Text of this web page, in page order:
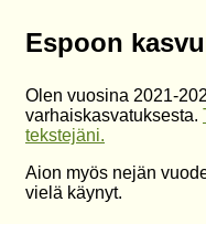
Espoon
Olen vuosina 2021-
varhaiskasvatuksesta.
tekstejäni.
Aion myös nejän
vielä käynyt.